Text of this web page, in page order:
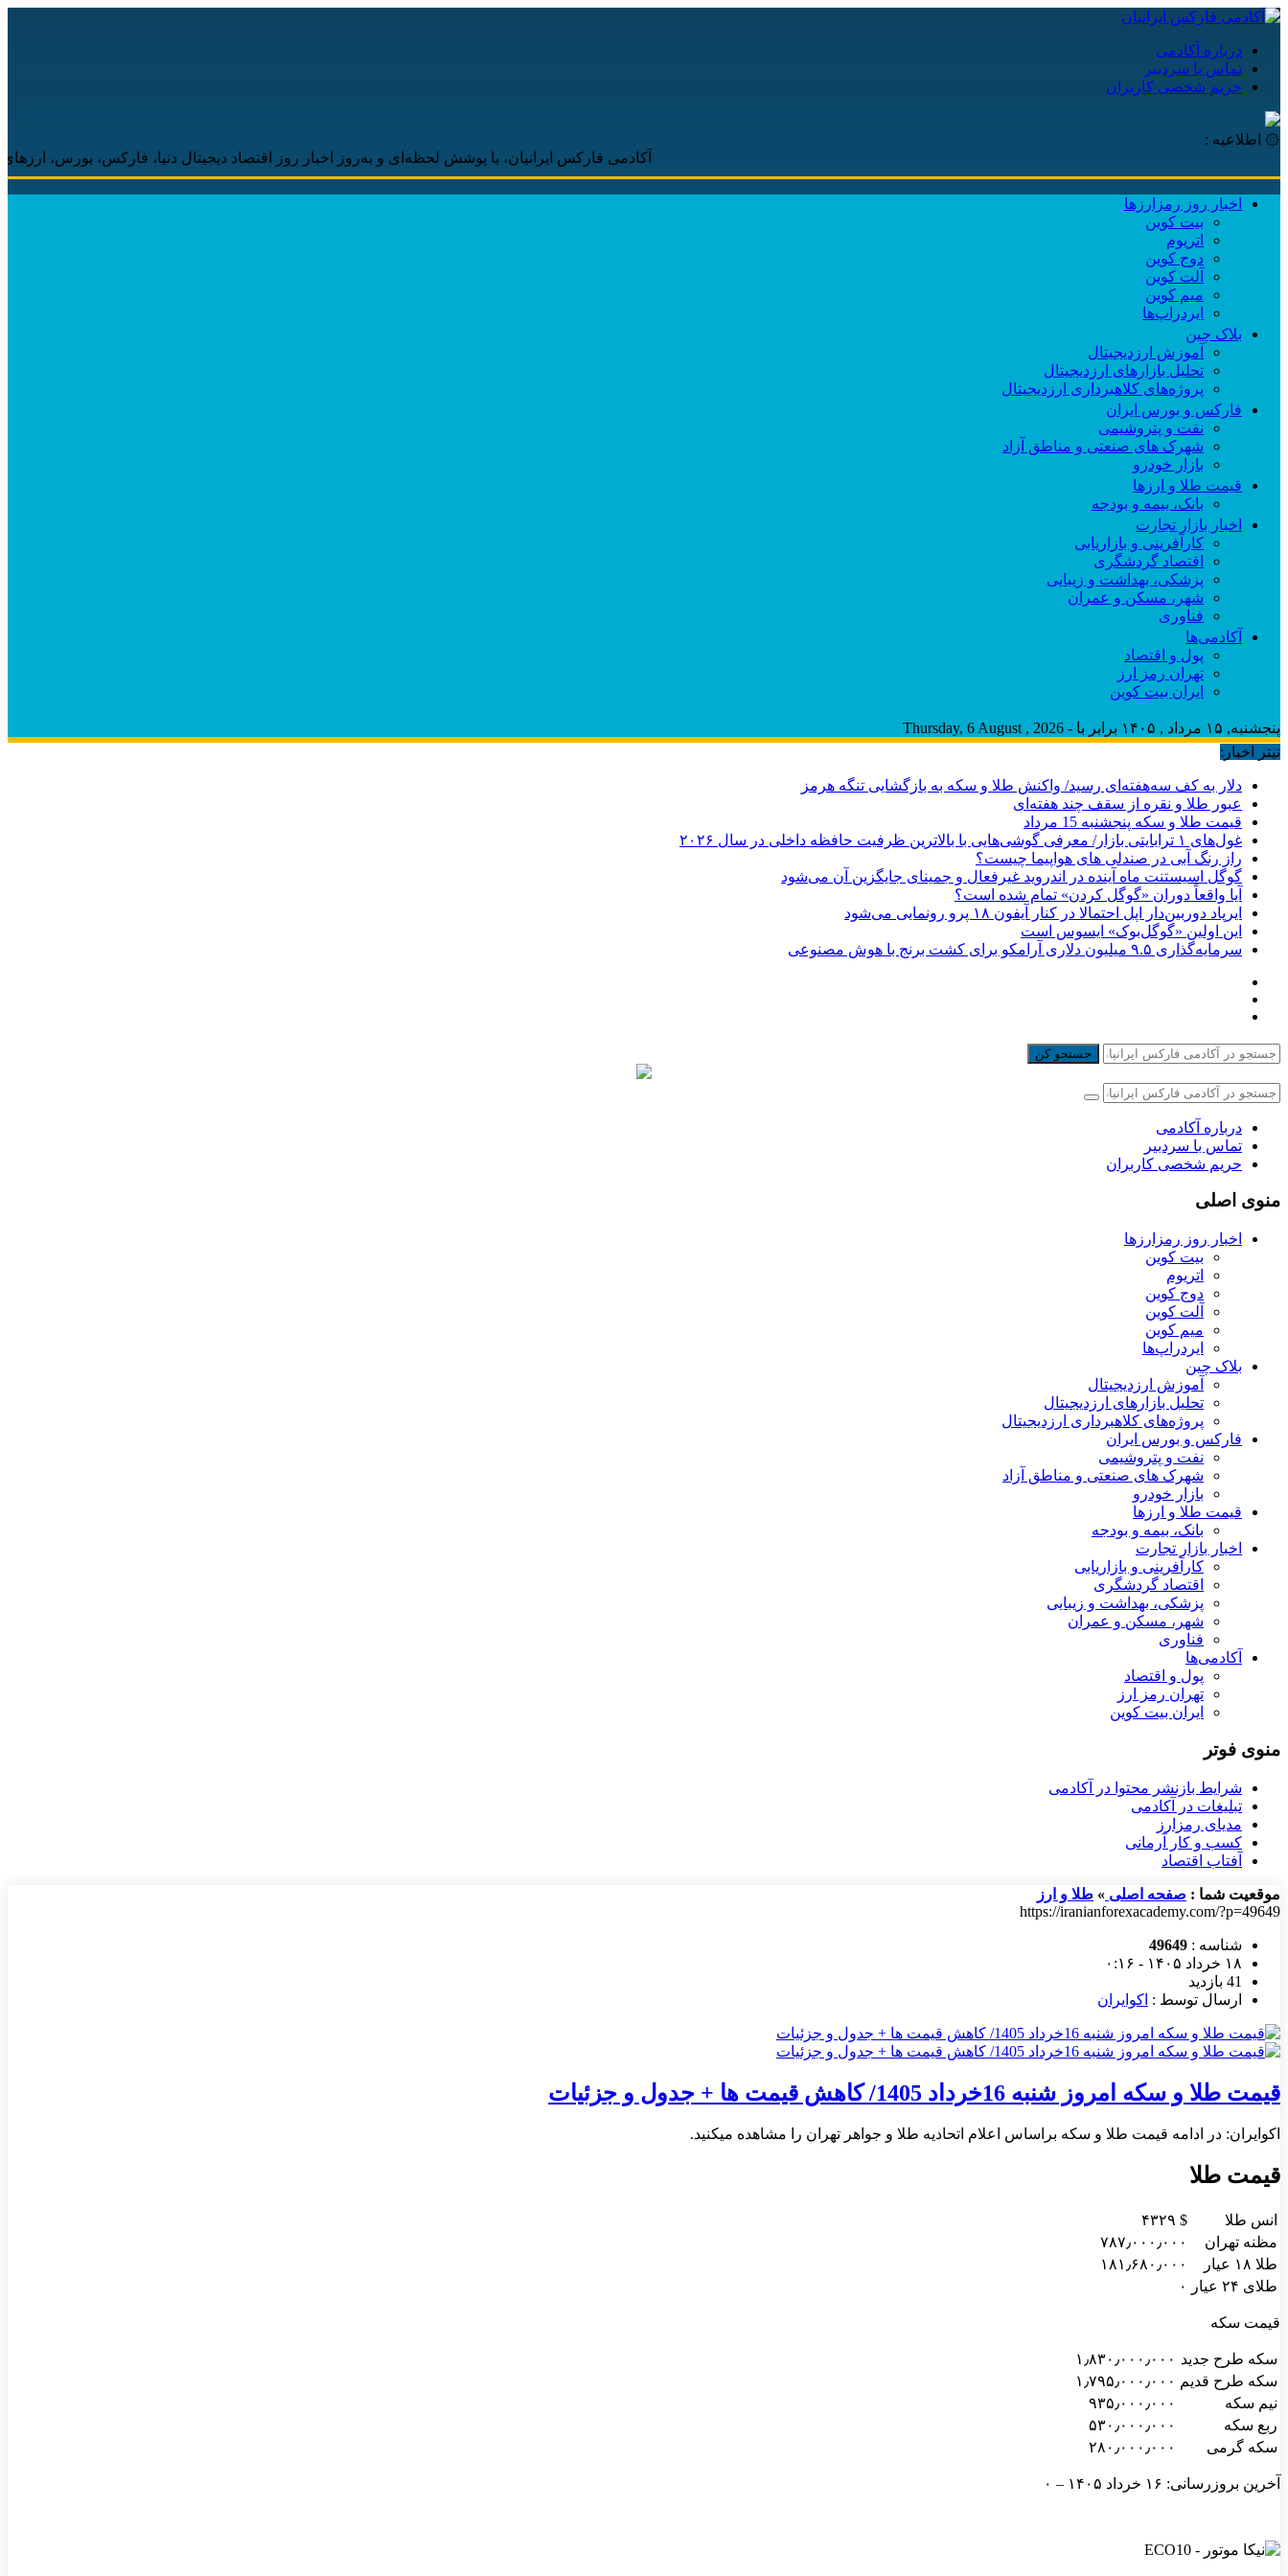
درباره آکادمی
تماس با سردبیر
حریم شخصی کاربران
۞ اطلاعیه :
آکادمی فارکس ایرانیان، با پوشش لحظه‌ای و به‌روز اخبار روز اقتصاد دیجیتال دنیا، فارکس، بورس، ارزهای دیجیتال
اخبار روز رمزارزها
بیت کوین
اتریوم
دوج کوین
آلت کوین
میم کوین‌
ایردراپ‌ها
بلاک چین
آموزش ارزدیجیتال
تحلیل بازارهای ارزدیجیتال
پروژه‌های کلاهبرداری ارزدیجیتال
فارکس و بورس ایران
نفت و پتروشیمی
شهرک های صنعتی و مناطق آزاد
بازار خودرو
قیمت طلا و ارزها
بانک، بیمه و بودجه
اخبار بازار تجارت
کارآفرینی و بازاریابی
اقتصاد گردشگری
پزشکی، بهداشت و زیبایی
شهر، مسکن و عمران
فناوری
آکادمی‌ها
پول و اقتصاد
تهران رمز ارز
ایران بیت کوین
پنجشنبه, ۱۵ مرداد , ۱۴۰۵ برابر با - Thursday, 6 August , 2026
تیتر اخبار:
دلار به کف سه‌هفته‌ای رسید/ واکنش طلا و سکه به بازگشایی تنگه هرمز
عبور طلا و نقره از سقف چند هفته‌ای
قیمت طلا و سکه پنجشنبه 15 مرداد
غول‌های ۱ ترابایتی بازار/ معرفی گوشی‌هایی با بالاترین ظرفیت حافظه داخلی در سال ۲۰۲۶
راز رنگ آبی در صندلی های هواپیما چیست؟
گوگل اسیستنت ماه آینده در اندروید غیرفعال و جمینای جایگزین آن می‌شود
آیا واقعاً دوران «گوگل کردن» تمام شده است؟
ایرپاد دوربین‌دار اپل احتمالا در کنار آیفون ۱۸ پرو رونمایی می‌شود
این اولین «گوگل‌بوک» ایسوس است
سرمایه‌گذاری ۹.۵ میلیون دلاری آرامکو برای کشت برنج با هوش مصنوعی
جستجو کن
درباره آکادمی
تماس با سردبیر
حریم شخصی کاربران
منوی اصلی
اخبار روز رمزارزها
بیت کوین
اتریوم
دوج کوین
آلت کوین
میم کوین‌
ایردراپ‌ها
بلاک چین
آموزش ارزدیجیتال
تحلیل بازارهای ارزدیجیتال
پروژه‌های کلاهبرداری ارزدیجیتال
فارکس و بورس ایران
نفت و پتروشیمی
شهرک های صنعتی و مناطق آزاد
بازار خودرو
قیمت طلا و ارزها
بانک، بیمه و بودجه
اخبار بازار تجارت
کارآفرینی و بازاریابی
اقتصاد گردشگری
پزشکی، بهداشت و زیبایی
شهر، مسکن و عمران
فناوری
آکادمی‌ها
پول و اقتصاد
تهران رمز ارز
ایران بیت کوین
منوی فوتر
شرایط بازنشر محتوا در آکادمی
تبلیغات در آکادمی
مدیای رمزارز
کسب و کار آرمانی
آفتاب اقتصاد
موقعیت شما : صفحه اصلی » طلا و ارز
https://iranianforexacademy.com/?p=49649
شناسه : 49649
۱۸ خرداد ۱۴۰۵ - ۰:۱۶
41 بازدید
ارسال توسط : اکوایران
قیمت طلا و سکه امروز شنبه 16خرداد 1405/ کاهش قیمت ها + جدول و جزئیات
اکوایران: در ادامه قیمت طلا و سکه براساس اعلام اتحادیه طلا و جواهر تهران را مشاهده میکنید.
قیمت طلا
انس طلا
$ ۴۳۲۹
مظنه تهران
۷۸۷٫۰۰۰٫۰۰۰
طلا ۱۸ عیار
۱۸۱٫۶۸۰٫۰۰۰
طلای ۲۴ عیار
۰
قیمت سکه
سکه طرح جدید ۱٫۸۳۰٫۰۰۰٫۰۰۰
سکه طرح قدیم ۱٫۷۹۵٫۰۰۰٫۰۰۰
نیم سکه
۹۳۵٫۰۰۰٫۰۰۰
ربع سکه
۵۳۰٫۰۰۰٫۰۰۰
سکه گرمی
۲۸۰٫۰۰۰٫۰۰۰
آخرین بروزرسانی: ۱۶ خرداد ۱۴۰۵ – ۰